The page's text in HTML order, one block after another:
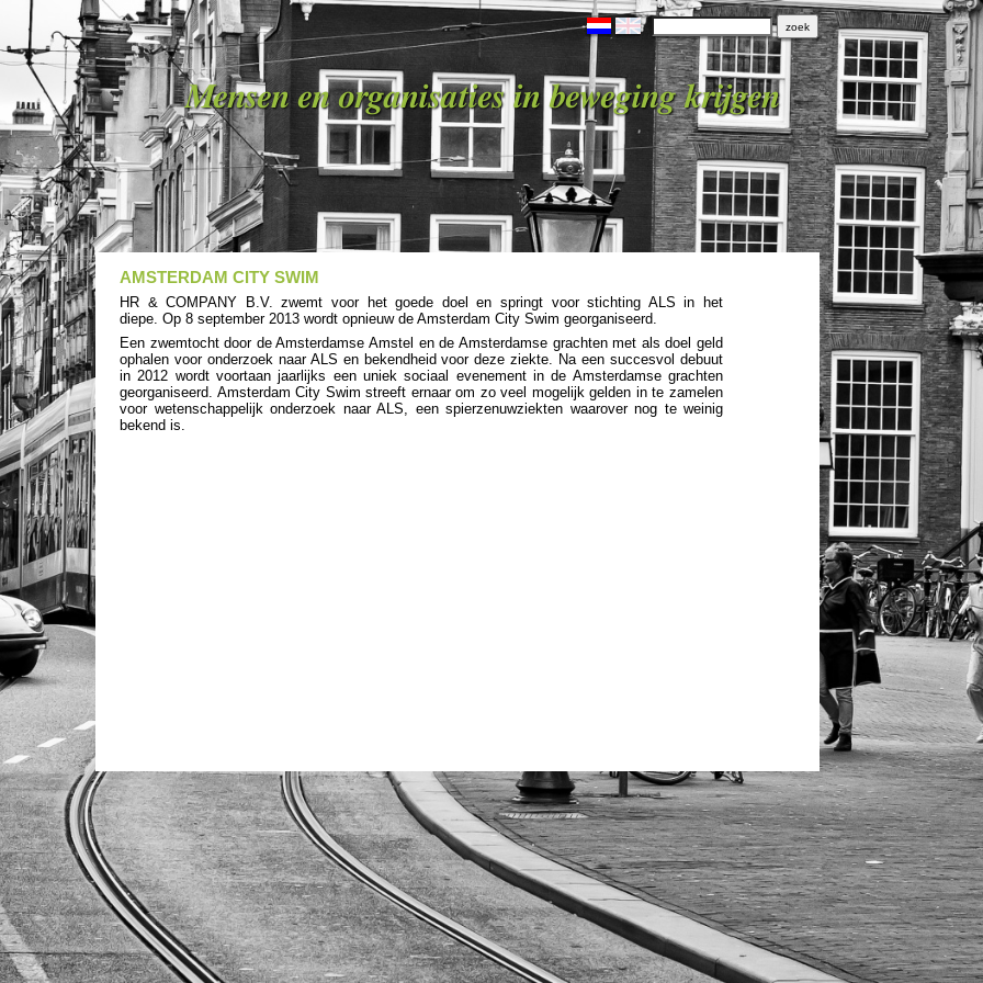
Mensen en organisaties in beweging krijgen
AMSTERDAM CITY SWIM
HR & COMPANY B.V. zwemt voor het goede doel en springt voor stichting ALS in het
diepe. Op 8 september 2013 wordt opnieuw de Amsterdam City Swim georganiseerd.
Een zwemtocht door de Amsterdamse Amstel en de Amsterdamse grachten met als doel geld
ophalen voor onderzoek naar ALS en bekendheid voor deze ziekte. Na een succesvol debuut
in 2012 wordt voortaan jaarlijks een uniek sociaal evenement in de Amsterdamse grachten
georganiseerd. Amsterdam City Swim streeft ernaar om zo veel mogelijk gelden in te zamelen
voor wetenschappelijk onderzoek naar ALS, een spierzenuwziekten waarover nog te weinig
bekend is.